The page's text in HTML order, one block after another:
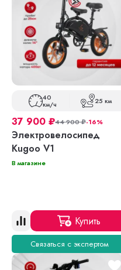
40
км/ч 25 км
37 900 ₽44 900₽-16%
Электровелосипед
Kugoo V1
В магазине
Купить
Связаться с экспертом